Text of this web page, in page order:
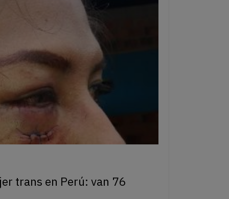
trans en Perú: van 76